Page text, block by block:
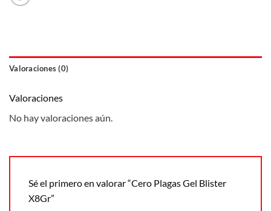
Valoraciones (0)
Valoraciones
No hay valoraciones aún.
Sé el primero en valorar “Cero Plagas Gel Blister
X8Gr”